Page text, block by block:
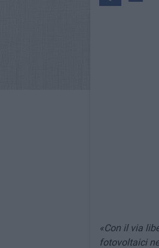
«Con il via
fotovoltaici